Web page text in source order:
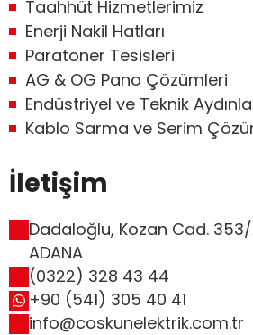
Taahhüt Hizmetlerimiz
Enerji Nakil Hatları
Paratoner Tesisleri
AG & OG Pano Çözümleri
Endüstriyel ve Teknik
Kablo Sarma ve Serim
İletişim
Dadaloğlu, Kozan Cad.
ADANA
(0322) 328 43 44
+90 (541) 305 40 41
info@coskunelektrik.com.tr